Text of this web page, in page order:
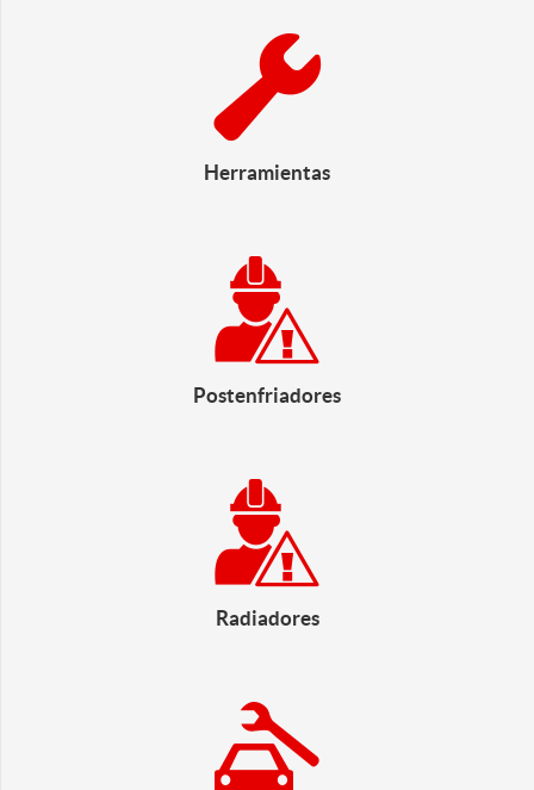
Herramientas
Postenfriadores
Radiadores